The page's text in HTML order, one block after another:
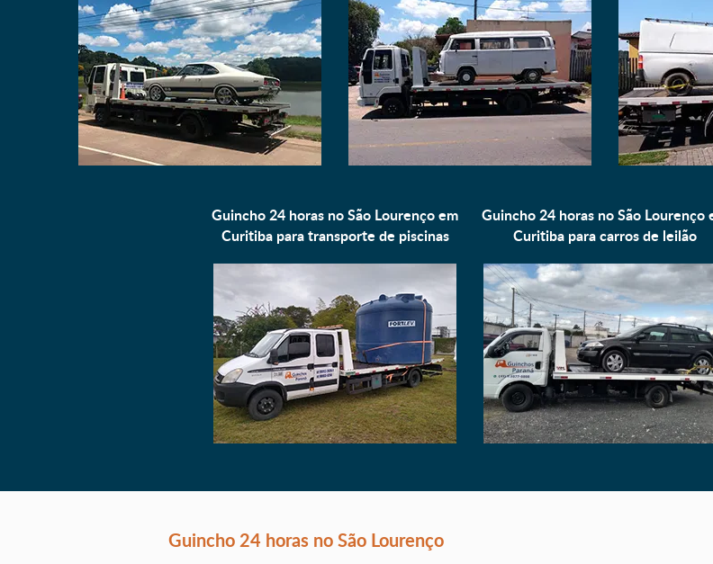
Guincho 24 horas no São Lourenço em
Curitiba paratransporte de piscinas
Guincho 24 horas no São Lourenço
Curitiba paracarros de leilão
Guincho 24 horas no São Lourenço